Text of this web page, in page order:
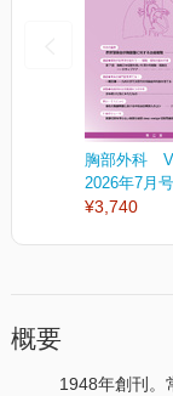
胸部外科
2026年7月号
¥3,740
概要
1948年創刊。